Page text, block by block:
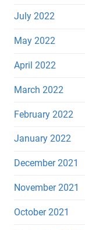
July 2022
May 2022
April 2022
March 2022
February 2022
January 2022
December 2021
November 2021
October 2021